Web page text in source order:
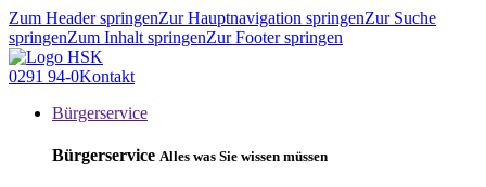
Zum Header springenZur Hauptnavigation springenZur Suche
springenZum Inhalt springenZur Footer springen
0291 94-0Kontakt
Bürgerservice
Bürgerservice Alles was Sie wissen müssen